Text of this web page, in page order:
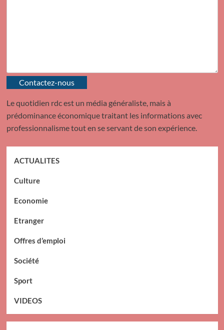
Contactez-nous
Le quotidien rdc est un média généraliste, mais à
prédominance économique traitant les informations avec
professionnalisme tout en se servant de son expérience.
ACTUALITES
Culture
Economie
Etranger
Offres d’emploi
Société
Sport
VIDEOS